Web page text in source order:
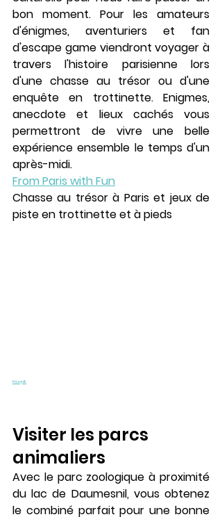
bon moment. Pour les amateurs
d'énigmes, aventuriers et fan
d'escape game viendront voyager à
travers l'histoire parisienne lors
d'une chasse au trésor ou d'une
enquête en trottinette. Enigmes,
anecdote et lieux cachés vous
permettront de vivre une belle
expérience ensemble le temps d'un
après-midi.
From Paris with Fun
Chasse au trésor à Paris et jeux de
piste en trottinette et à pieds
freepik
Visiter les parcs
animaliers
Avec le parc zoologique à proximité
du lac de Daumesnil, vous obtenez
le combiné parfait pour une bonne